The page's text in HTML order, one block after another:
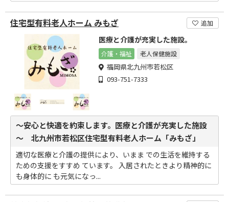
住宅型有料老人ホーム みもざ 追加
医療と介護が充実した施設。
介護・福祉 老人保健施設
福岡県北九州市若松区
093-751-7333
～安心と快適を約束します。医療と介護が充実した施設
～ 北九州市若松区住宅型有料老人ホーム「みもざ」
適切な医療と介護の提供により、いまま での生活を維持する
ための支援をすすめ ています。 入居されたときより精神的に
も身体的に も元気になっ...